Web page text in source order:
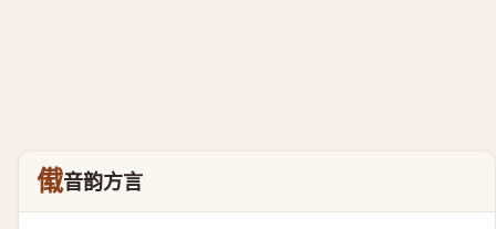
傤音韵方言